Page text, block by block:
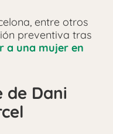
entre otros
preventiva tras
a una mujer en
de Dani